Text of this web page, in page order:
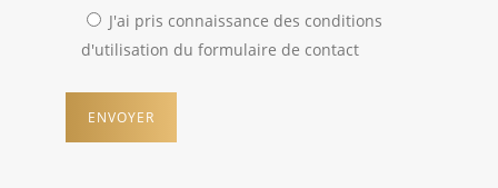
J'ai pris connaissance des conditions
d'utilisation du formulaire de contact